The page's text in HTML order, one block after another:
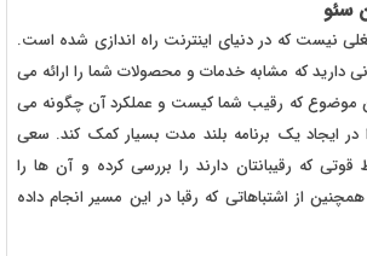
سئو
نیست که در دنیای اینترنت راه اندازی شده است.
دارید که مشابه خدمات و محصولات شما را ارائه می
موضوع که رقیب شما کیست و عملکرد آن چگونه می
در ایجاد یک برنامه بلند مدت بسیار کمک کند. سعی
قوتی که رقیبانتان دارند را بررسی کرده و آن ها را
از اشتباهاتی که رقبا در این مسیر انجام داده